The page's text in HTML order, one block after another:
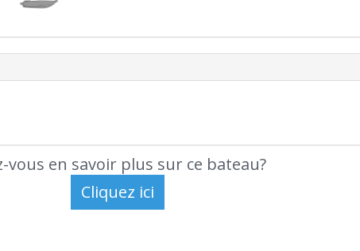
vous en savoir plus sur ce bateau?